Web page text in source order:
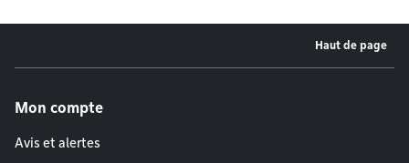
Haut de page
Mon compte
Avis et alertes